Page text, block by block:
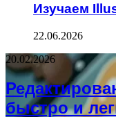
Изучаем
22.06.2026
20.02.2026
быстро и